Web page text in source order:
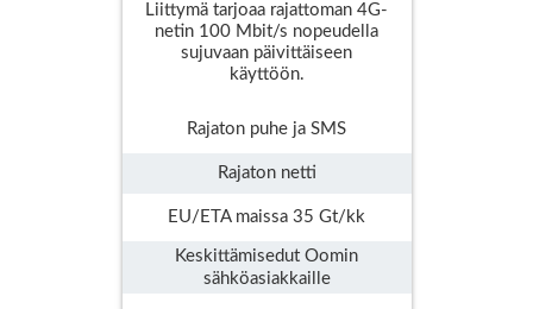
Liittymä tarjoaa rajattoman 4G-
netin 100 Mbit/s nopeudella
sujuvaan päivittäiseen
käyttöön.
Rajaton puhe ja SMS
Rajaton netti
EU/ETA maissa 35 Gt/kk
Keskittämisedut Oomin
sähköasiakkaille